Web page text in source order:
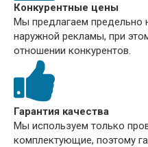
Конкурентные цены
Мы предлагаем предельно
наружной рекламы, при
отношении конкурентов.
Гарантия качества
Мы используем только
комплектующие, поэтому